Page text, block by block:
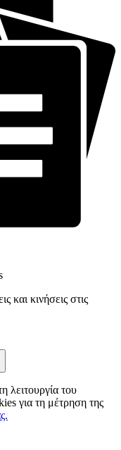
και κινήσεις στις
λειτουργία του
για τη μέτρηση της